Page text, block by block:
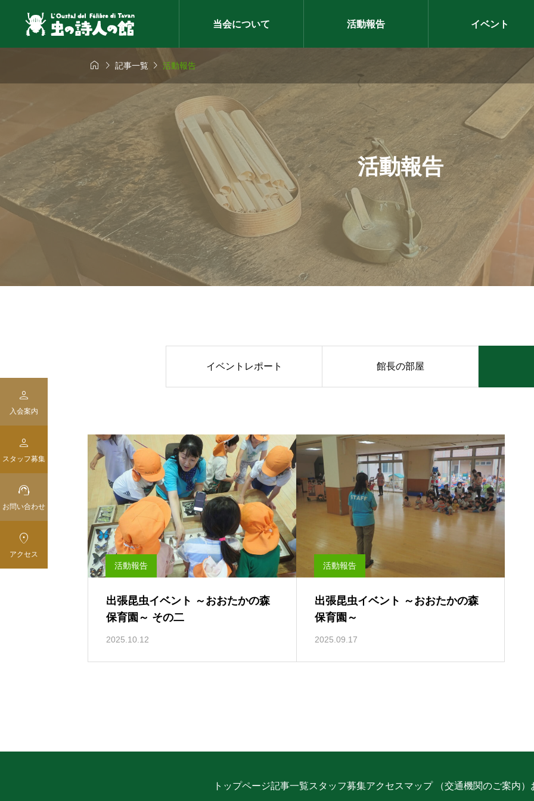
当会について 活動報告 イベント
智光山公園ナイター採集会
2026.07.06
  記事一覧  活動報告
活動報告
イベントレポート 館長の部屋
活動報告
出張昆虫イベント ～おおたかの森
保育園～ その二
2025.10.12
活動報告
出張昆虫イベント ～おおたかの森
保育園～
2025.09.17
トップページ記事一覧スタッフ募集アクセスマップ （交通機関のご案内）

入会案内

スタッフ募集

お問い合わせ

アクセス